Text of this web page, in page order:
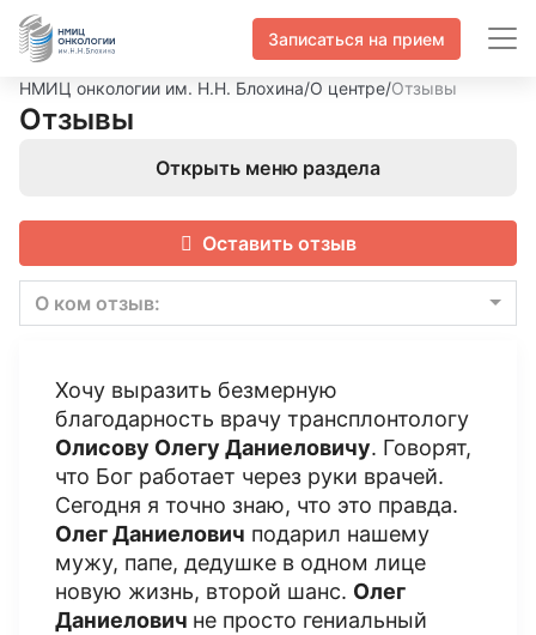
Записаться на прием
НМИЦ онкологии им. Н.Н. Блохина/О центре/Отзывы
Отзывы
Открыть меню раздела
Оставить отзыв
О ком отзыв:
Хочу выразить безмерную
благодарность врачу трансплонтологу
Олисову Олегу Даниеловичу. Говорят,
что Бог работает через руки врачей.
Сегодня я точно знаю, что это правда.
Олег Даниелович подарил нашему
мужу, папе, дедушке в одном лице
новую жизнь, второй шанс. Олег
Даниелович не просто гениальный